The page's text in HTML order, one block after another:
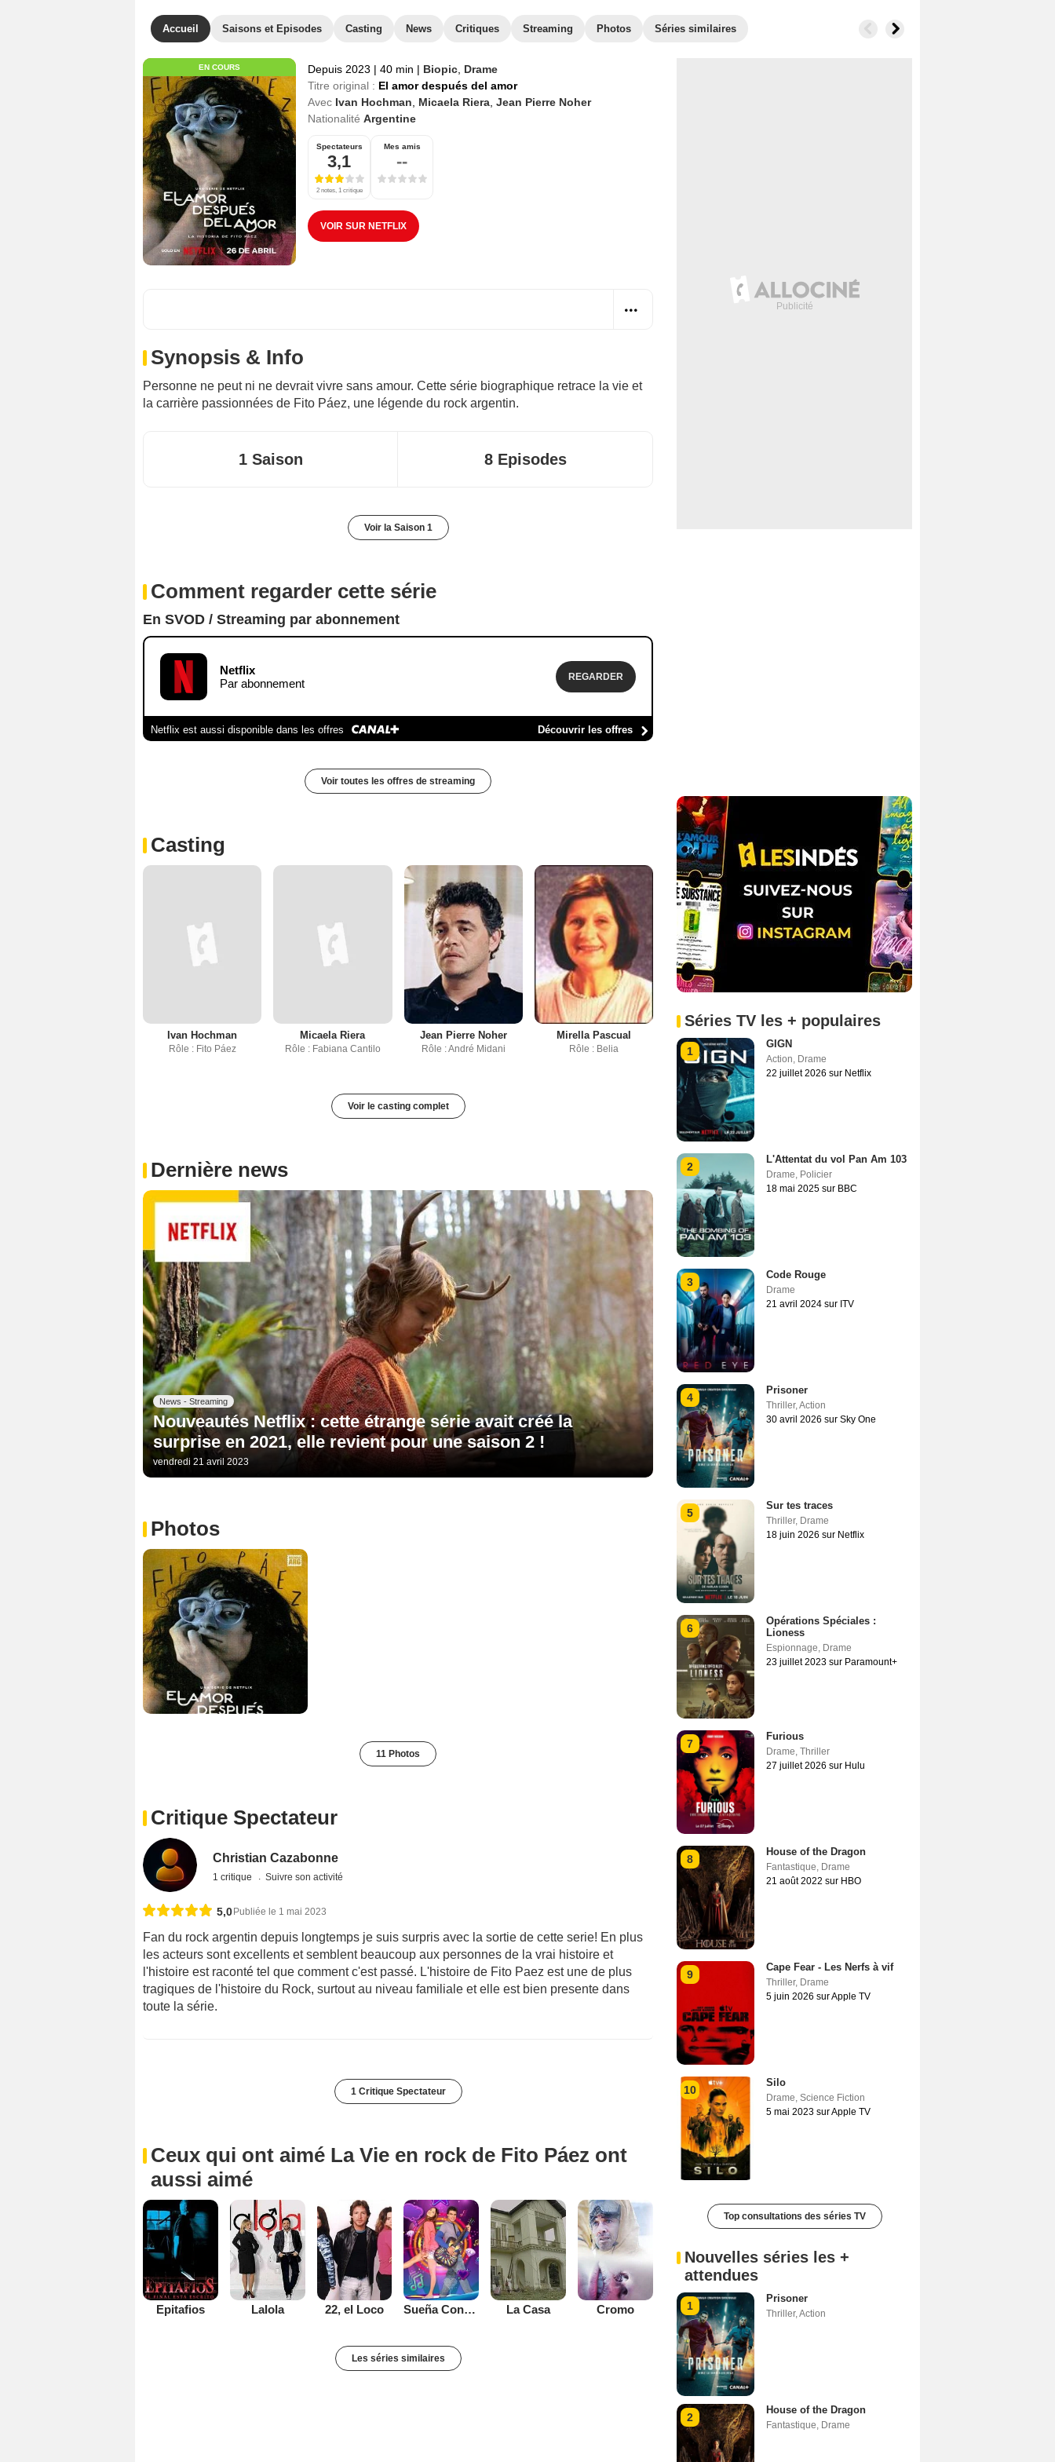
Accueil Saisons et Episodes Casting News Critiques Streaming Photos Séries similaires
EN COURS Depuis 2023 | 40 min | Biopic Drame
Titre original : El amor después del amor
Avec Ivan Hochman Micaela Riera Jean Pierre Noher
Nationalité Argentine
Spectateurs
3,1
2 notes, 1 critique
Mes amis
--
VOIR SUR NETFLIX
Synopsis & Info
Personne ne peut ni ne devrait vivre sans amour. Cette série biographique retrace la vie et
la carrière passionnées de Fito Páez, une légende du rock argentin.
1 Saison 8 Episodes
Voir la Saison 1
Comment regarder cette série
En SVOD / Streaming par abonnement
Netflix
Par abonnement
REGARDER
Netflix est aussi disponible dans les offres Découvrir les offres
Voir toutes les offres de streaming
Casting
Ivan Hochman
Rôle : Fito Páez
Micaela Riera
Rôle : Fabiana Cantilo
Jean Pierre Noher
Rôle : André Midani
Mirella Pascual
Rôle : Belia
Voir le casting complet
Dernière news
News - Streaming
Nouveautés Netflix : cette étrange série avait créé la
surprise en 2021, elle revient pour une saison 2 !
vendredi 21 avril 2023
Photos
11 Photos
Critique Spectateur
Christian Cazabonne
1 critique Suivre son activité
5,0Publiée le 1 mai 2023
Fan du rock argentin depuis longtemps je suis surpris avec la sortie de cette serie! En plus
les acteurs sont excellents et semblent beaucoup aux personnes de la vrai histoire et
l'histoire est raconté tel que comment c'est passé. L'histoire de Fito Paez est une de plus
tragiques de l'histoire du Rock, surtout au niveau familiale et elle est bien presente dans
toute la série.
1 Critique Spectateur
Ceux qui ont aimé La Vie en rock de Fito Páez ont
aussi aimé
Epitafios Lalola 22, el Loco Sueña Conmigo La Casa Cromo
Les séries similaires
Séries TV les + populaires
1
GIGN
Action, Drame
22 juillet 2026 sur Netflix
2
L'Attentat du vol Pan Am 103
Drame, Policier
18 mai 2025 sur BBC
3
Code Rouge
Drame
21 avril 2024 sur ITV
4
Prisoner
Thriller,Action
30 avril 2026 sur Sky One
5
Sur tes traces
Thriller, Drame
18 juin 2026 sur Netflix
6
Opérations Spéciales :
Lioness
Espionnage, Drame
23 juillet 2023 sur Paramount+
7
Furious
Drame, Thriller
27 juillet 2026 sur Hulu
8
House of the Dragon
Fantastique, Drame
21 août 2022 sur HBO
9
Cape Fear - Les Nerfs à vif
Thriller, Drame
5 juin 2026 sur Apple TV
10
Silo
Drame, Science Fiction
5 mai 2023 sur Apple TV
Top consultations des séries TV
Nouvelles séries les +
attendues
1
Prisoner
Thriller,Action
2
House of the Dragon
Fantastique, Drame